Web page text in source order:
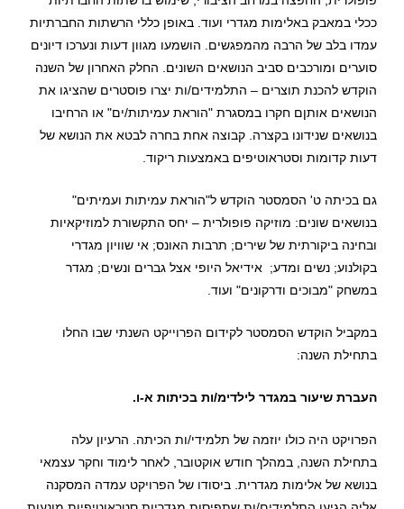
ככלי במאבק באלימות מגדרי ועוד. באופן כללי הרשתות החברתיות
עמדו בלב של הרבה מהמפגשים. הושמעו מגוון דעות ונערכו דיונים
סוערים ומורכבים סביב הנושאים השונים. החלק האחרון של השנה
הוקדש להכנת תוצרים – התלמידים/ות יצרו פוסטרים שהציגו את
הנושאים אותןם חקרו במסגרת "הוראת עמיתות/ים" או הרחיבו
בנושאים שנידונו בקצרה. קבוצה אחת בחרה לבטא את הנושא של
דעות קדומות וסטראוטיפים באמצעות ריקוד.
גם בכיתה ט' הסמסטר הוקדש ל"הוראת עמיתות ועמיתים"
בנושאים שונים: מוזיקה פופולרית – יחס התקשורת למוזיקאיות
ובחינה ביקורתית של שירים; תרבות האונס; אי שוויון מגדרי
בקולנוע; נשים ומדע; אידיאל היופי אצל גברים ונשים; מגדר
במשחק "מבוכים ודרקונים" ועוד.
במקביל הוקדש הסמסטר לקידום הפרוייקט השנתי שבו החלו
בתחילת השנה:
העברת שיעור במגדר לילדימ/ות בכיתות א-ו.
הפרויקט היה כולו יוזמה של תלמידי/ות הכיתה. הרעיון עלה
בתחילת השנה, במהלך חודש אוקטובר, לאחר לימוד וחקר עצמאי
בנושא של אלימות מגדרית. ביסודו של הפרויקט עמדה המסקנה